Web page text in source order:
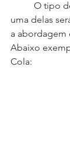
uma delas
a abordagem
Abaixo
Cola: